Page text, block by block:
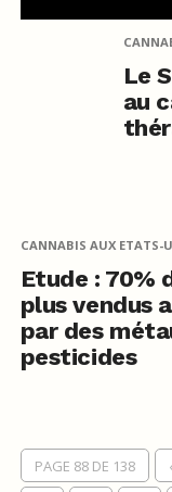
Le
au
CANNABIS AUX ETATS-
Etude : 70%
plus vendus
par des
pesticides
PAGE 88 DE 138